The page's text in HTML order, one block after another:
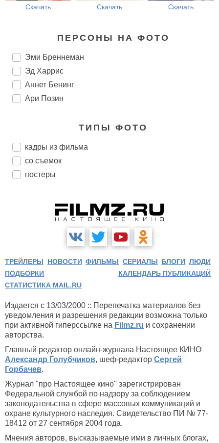
Скачать Скачать Скачать
ПЕРСОНЫ НА ФОТО
Эми Бреннеман
Эд Харрис
Аннет Бенинг
Ари Позин
ТИПЫ ФОТО
кадры из фильма
со съемок
постеры
ТРЕЙЛЕРЫ НОВОСТИ ФИЛЬМЫ СЕРИАЛЫ БЛОГИ ЛЮДИ
ПОДБОРКИ
КАЛЕНДАРЬ ПУБЛИКАЦИЙ
СТАТИСТИКА MAIL.RU
Издается с 13/03/2000 :: Перепечатка материалов без
уведомления и разрешения редакции возможна только
при активной гиперссылке на Filmz.ru и сохранении
авторства.
Главный редактор онлайн-журнала Настоящее КИНО
Александр Голубчиков, шеф-редактор Сергей
Горбачев.
Журнал "про Настоящее кино" зарегистрирован
Федеральной службой по надзору за соблюдением
законодательства в сфере массовых коммуникаций и
охране культурного наследия. Свидетельство ПИ № 77-
18412 от 27 сентября 2004 года.
Мнения авторов, высказываемые ими в личных блогах,